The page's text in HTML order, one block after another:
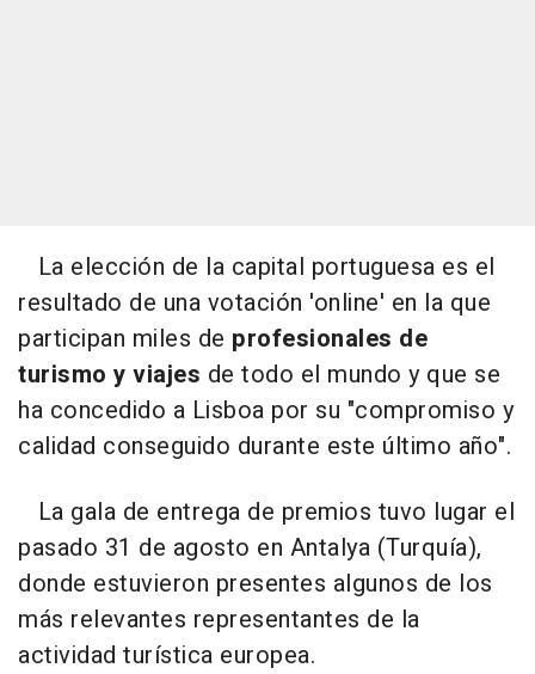
La elección de la capital portuguesa es el
resultado de una votación 'online' en la que
participan miles de profesionales de
turismo y viajes de todo el mundo y que se
ha concedido a Lisboa por su "compromiso y
calidad conseguido durante este último año".
La gala de entrega de premios tuvo lugar el
pasado 31 de agosto en Antalya (Turquía),
donde estuvieron presentes algunos de los
más relevantes representantes de la
actividad turística europea.